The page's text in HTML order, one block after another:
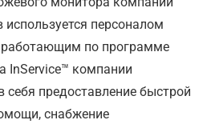
персоналом
по программе
InService™ компании
предоставление быстрой
снабжение